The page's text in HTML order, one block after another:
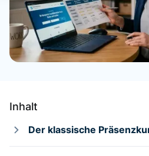
Inhalt
Der klassische